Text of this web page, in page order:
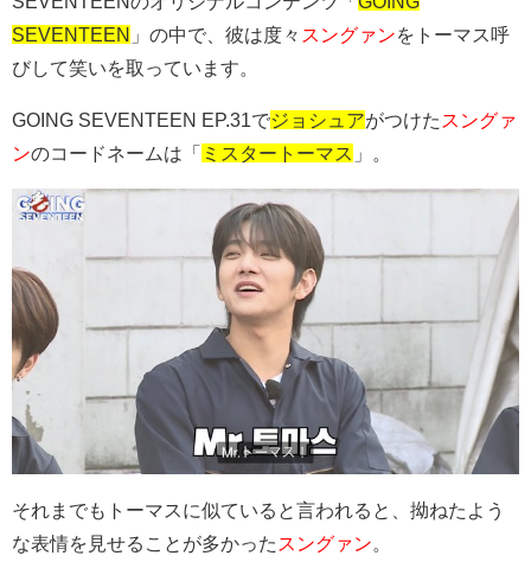
SEVENTEEN 」の中で、彼は度々 スングァンをトーマス呼
びして笑いを取っています。
GOING SEVENTEEN EP.31でジョシュアがつけた スングァ
ンのコードネームは「 ミスタートーマス 」。
それまでもトーマスに似ていると言われると、拗ねたよう
な表情を見せることが多かった スングァン